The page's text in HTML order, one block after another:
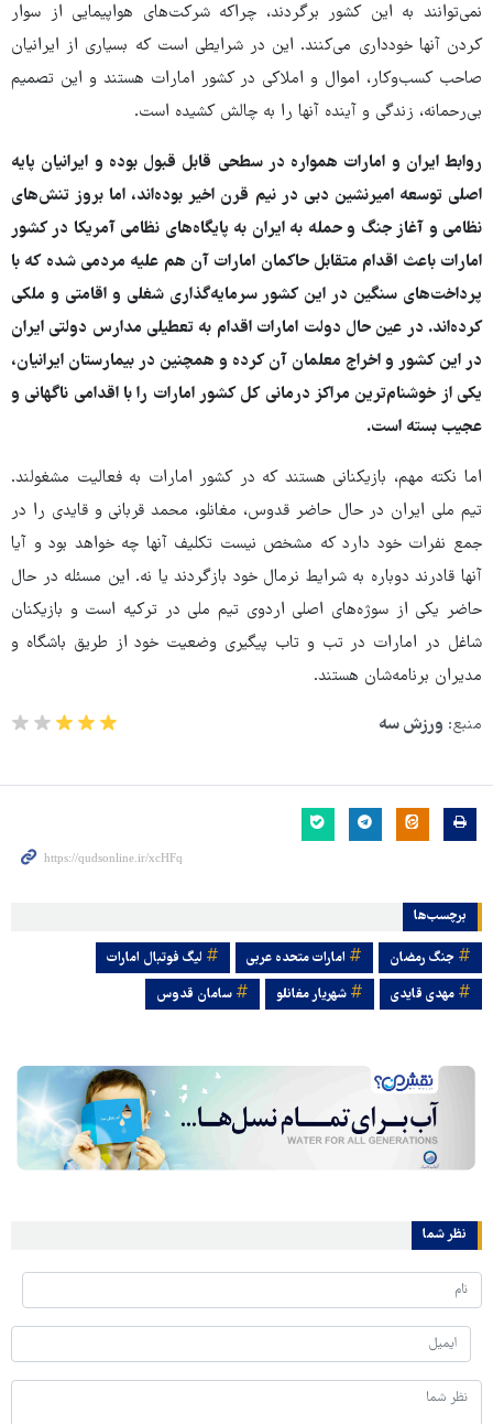
نمی‌توانند به این کشور برگردند، چراکه شرکت‌های هواپیمایی از سوار
کردن آنها خودداری می‌کنند. این در شرایطی است که بسیاری از ایرانیان
صاحب کسب‌وکار، اموال و املاکی در کشور امارات هستند و این تصمیم
بی‌رحمانه، زندگی و آینده آنها را به چالش کشیده است.
روابط ایران و امارات همواره در سطحی قابل قبول بوده و ایرانیان پایه
اصلی توسعه امیرنشین دبی در نیم قرن اخیر بوده‌اند، اما بروز تنش‌های
نظامی و آغاز جنگ و حمله به ایران به پایگاه‌های نظامی آمریکا در کشور
امارات باعث اقدام متقابل حاکمان امارات آن هم علیه مردمی شده که با
پرداخت‌های سنگین در این کشور سرمایه‌گذاری شغلی و اقامتی و ملکی
کرده‌اند. در عین حال دولت امارات اقدام به تعطیلی مدارس دولتی ایران
در این کشور و اخراج معلمان آن کرده و همچنین در بیمارستان ایرانیان،
یکی از خوشنام‌ترین مراکز درمانی کل کشور امارات را با اقدامی ناگهانی و
عجیب بسته است.
اما نکته مهم، بازیکنانی هستند که در کشور امارات به فعالیت مشغولند.
تیم ملی ایران در حال حاضر قدوس، مغانلو، محمد قربانی و قایدی را در
جمع نفرات خود دارد که مشخص نیست تکلیف آنها چه خواهد بود و آیا
آنها قادرند دوباره به شرایط نرمال خود بازگردند یا نه. این مسئله در حال
حاضر یکی از سوژه‌های اصلی اردوی تیم ملی در ترکیه است و بازیکنان
شاغل در امارات در تب و تاب پیگیری وضعیت خود از طریق باشگاه و
مدیران برنامه‌شان هستند.
منبع: ورزش سه
برچسب‌ها
جنگ رمضان امارات متحده عربی
لیگ فوتبال امارات
مهدی قایدی
شهریار مغانلو سامان قدوس
نظر شما